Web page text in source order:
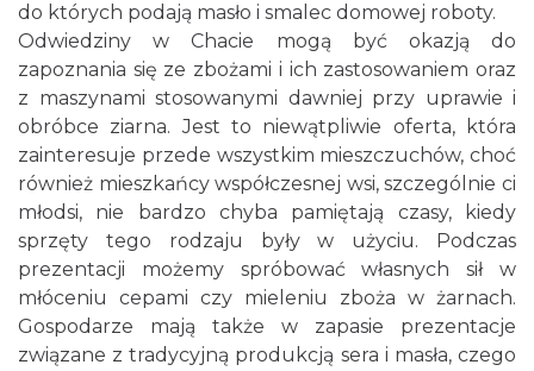
do których podają masło i smalec domowej roboty.
Odwiedziny w Chacie mogą być okazją do
zapoznania się ze zbożami i ich zastosowaniem oraz
z maszynami stosowanymi dawniej przy uprawie i
obróbce ziarna. Jest to niewątpliwie oferta, która
zainteresuje przede wszystkim mieszczuchów, choć
również mieszkańcy współczesnej wsi, szczególnie ci
młodsi, nie bardzo chyba pamiętają czasy, kiedy
sprzęty tego rodzaju były w użyciu. Podczas
prezentacji możemy spróbować własnych sił w
młóceniu cepami czy mieleniu zboża w żarnach.
Gospodarze mają także w zapasie prezentacje
związane z tradycyjną produkcją sera i masła, czego